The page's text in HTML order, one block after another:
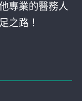
專業的醫務人
之路！